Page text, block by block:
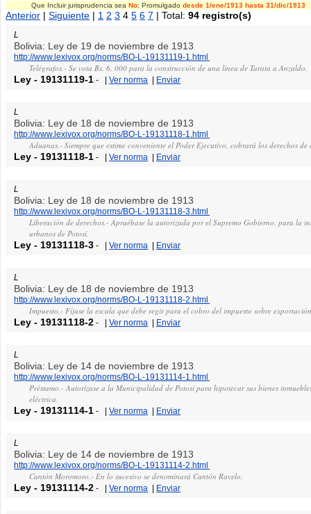
Que Incluir jurisprudencia sea No; Promulgado desde 1/ene/1913 hasta 31/dic/1913
Anterior |Siguiente | 1 2 3 45 6 7 | Total:94 registro(s)
L
Bolivia: Ley de 19 de noviembre de 1913
http://www.lexivox.org/norms/BO-L-19131119-1.html
Telégrafos.- Se vota Bs. 6, 000 para la construcción de una línea de Tarata a Anzaldo.
Ley - 19131119-1 - |Ver norma | Enviar
L
Bolivia: Ley de 18 de noviembre de 1913
http://www.lexivox.org/norms/BO-L-19131118-1.html
Aduanas.- Siempre que estime conveniente el Poder Ejecutivo, cobrará los derechos
Ley - 19131118-1 - |Ver norma | Enviar
L
Bolivia: Ley de 18 de noviembre de 1913
http://www.lexivox.org/norms/BO-L-19131118-3.html
Liberación de derechos.- Apruébase la autorizada por el Supremo Gobierno, para la
urbanos de Potosí.
Ley - 19131118-3 - |Ver norma | Enviar
L
Bolivia: Ley de 18 de noviembre de 1913
http://www.lexivox.org/norms/BO-L-19131118-2.html
Impuesto.- Fíjase la escala que debe regir para el cobro del impuesto sobre
Ley - 19131118-2 - |Ver norma | Enviar
L
Bolivia: Ley de 14 de noviembre de 1913
http://www.lexivox.org/norms/BO-L-19131114-1.html
Préstamo.- Autorízase a la Municipalidad de Potosí para hipotecar sus bienes
eléctrica.
Ley - 19131114-1 - |Ver norma | Enviar
L
Bolivia: Ley de 14 de noviembre de 1913
http://www.lexivox.org/norms/BO-L-19131114-2.html
Cantón Moromoro.- En lo sucesivo se denominará Cantón Ravelo.
Ley - 19131114-2 - |Ver norma | Enviar